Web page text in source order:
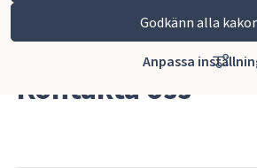
Godkänn alla kakor
Anpassa
Lagmansgymnasiet Kontakta oss
Kontakta oss